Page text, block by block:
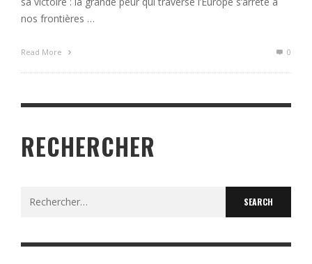
nos frontières …
Read More 0
RECHERCHER